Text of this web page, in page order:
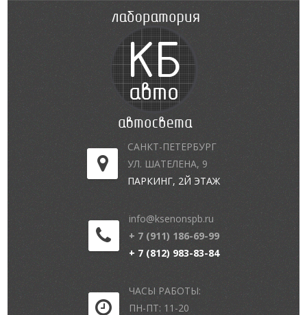
САНКТ-ПЕТЕРБУРГ
УЛ. ШАТЕЛЕНА, 9
ПАРКИНГ, 2Й ЭТАЖ
info@ksenonspb.ru
+ 7 (911) 186-69-99
+ 7 (812) 983-83-84
ЧАСЫ РАБОТЫ:
ПН-ПТ: 11-20